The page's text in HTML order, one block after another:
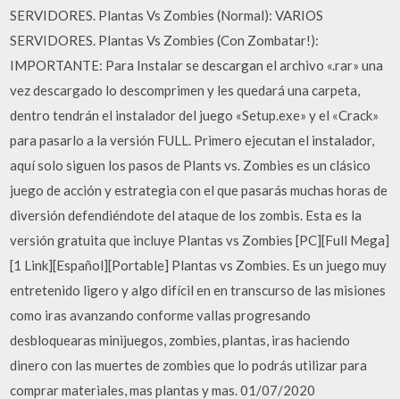
SERVIDORES. Plantas Vs Zombies (Normal): VARIOS
SERVIDORES. Plantas Vs Zombies (Con Zombatar!):
IMPORTANTE: Para Instalar se descargan el archivo «.rar» una
vez descargado lo descomprimen y les quedará una carpeta,
dentro tendrán el instalador del juego «Setup.exe» y el «Crack»
para pasarlo a la versión FULL. Primero ejecutan el instalador,
aquí solo siguen los pasos de Plants vs. Zombies es un clásico
juego de acción y estrategia con el que pasarás muchas horas de
diversión defendiéndote del ataque de los zombis. Esta es la
versión gratuita que incluye Plantas vs Zombies [PC][Full Mega]
[1 Link][Español][Portable] Plantas vs Zombies. Es un juego muy
entretenido ligero y algo difícil en en transcurso de las misiones
como iras avanzando conforme vallas progresando
desbloquearas minijuegos, zombies, plantas, iras haciendo
dinero con las muertes de zombies que lo podrás utilizar para
comprar materiales, mas plantas y mas. 01/07/2020